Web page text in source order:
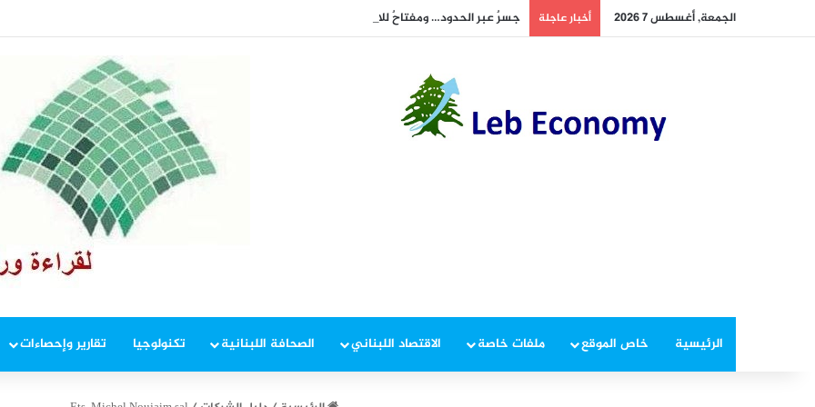
الجمعة, أغسطس 7 2026 أخبار عاجلة جسرٌ عبر الحدود… ومفتاحٌ للاقتصاد!
الرئيسية خاص الموقع ملفات خاصة الاقتصاد اللبناني الصحافة اللبنانية تكنولوجيا تقارير وإحصاءات